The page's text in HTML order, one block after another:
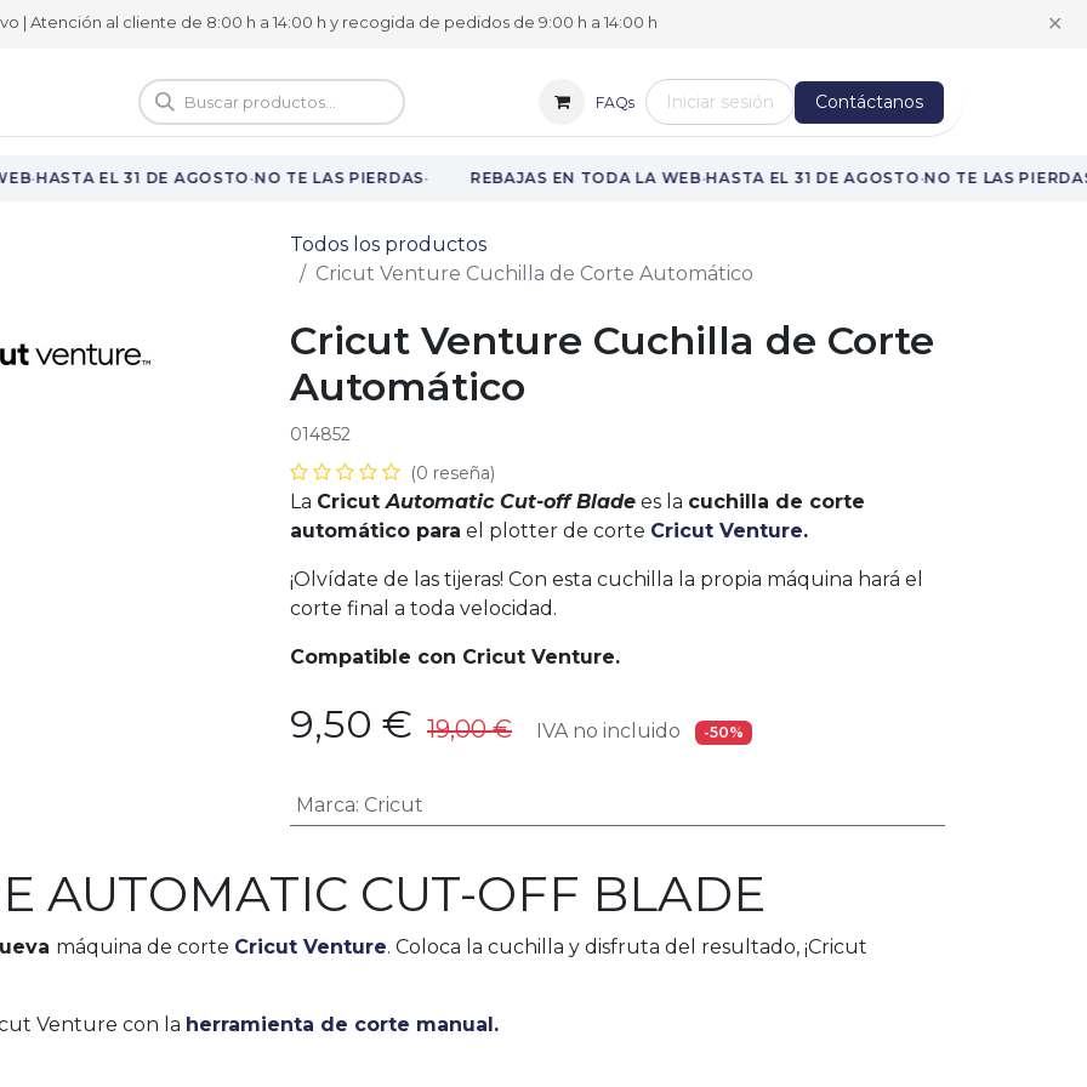
| Atención al cliente de 8:00 h a 14:00 h y recogida de pedidos de 9:00 h a 14:00 h ✕
Vuelta al cole FAQs Iniciar sesión Contáctanos
·HASTA EL 31 DE AGOSTO·NO TE LAS PIERDAS· REBAJAS EN TODA LA WEB·HASTA EL 31 DE AGOSTO·NO TE LAS PIERDAS·
Todos los productos
Cricut Venture Cuchilla de Corte Automático
Cricut Venture Cuchilla de Corte
Automático
014852
(0 reseña)
La CricutAutomatic Cut-off Blade es la cuchilla de corte
automático para el plotter de corte Cricut Venture.
¡Olvídate de las tijeras! Con esta cuchilla la propia máquina hará el
corte final a toda velocidad.
Compatible con Cricut Venture.
9,50 € 19,00€ IVA no incluido -50%
Marca: Cricut
AUTOMATIC CUT-OFF BLADE
máquina de corte Cricut Venture. Coloca la cuchilla y disfruta del resultado, ¡Cricut
Venture con la herramienta de corte manual.